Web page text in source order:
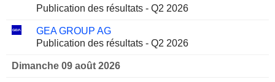
Publication des résultats - Q2 2026
GEA GROUP AG
Publication des résultats - Q2 2026
Dimanche 09 août 2026